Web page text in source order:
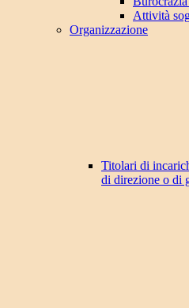
Attività
Organizzazione
Titolari di
di direzione o di